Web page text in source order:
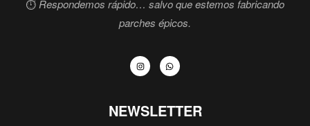
⏱️Respondemos rápido… salvo que estemos fabricando
parches épicos.
NEWSLETTER